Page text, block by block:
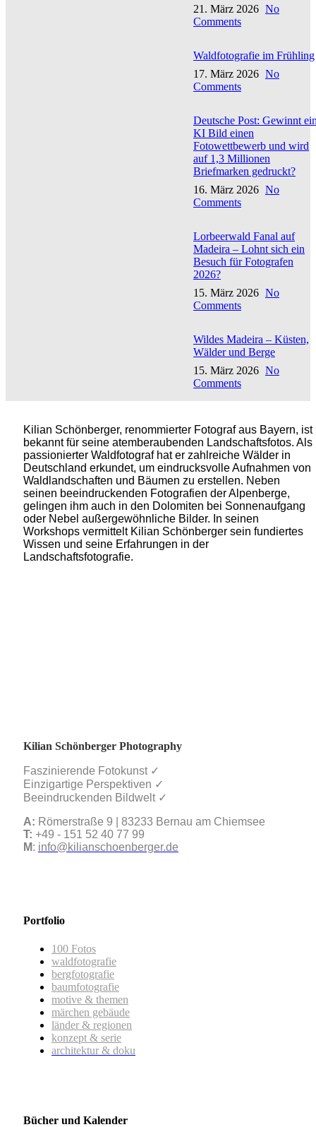
21. März 2026 No
Comments
Waldfotografie im Frühling
17. März 2026 No
Comments
Deutsche Post: Gewinnt
KI Bild einen
Fotowettbewerb und wird
auf 1,3 Millionen
Briefmarken gedruckt?
16. März 2026 No
Comments
Lorbeerwald Fanal auf
Madeira – Lohnt sich ein
Besuch für Fotografen
2026?
15. März 2026 No
Comments
Wildes Madeira – Küsten,
Wälder und Berge
15. März 2026 No
Comments
Kilian Schönberger, renommierter Fotograf aus Bayern, ist
bekannt für seine atemberaubenden Landschaftsfotos. Als
passionierter Waldfotograf hat er zahlreiche Wälder in
Deutschland erkundet, um eindrucksvolle Aufnahmen von
Waldlandschaften und Bäumen zu erstellen. Neben
seinen beeindruckenden Fotografien der Alpenberge,
gelingen ihm auch in den Dolomiten bei Sonnenaufgang
oder Nebel außergewöhnliche Bilder. In seinen
Workshops vermittelt Kilian Schönberger sein fundiertes
Wissen und seine Erfahrungen in der
Landschaftsfotografie.
Kilian Schönberger Photography
Faszinierende Fotokunst ✓
Einzigartige Perspektiven ✓
Beeindruckenden Bildwelt ✓
A: Römerstraße 9 | 83233 Bernau am Chiemsee
T: +49 - 151 52 40 77 99
M: info@kilianschoenberger.de
Portfolio
100 Fotos
waldfotografie
bergfotografie
baumfotografie
motive & themen
märchen gebäude
länder & regionen
konzept & serie
architektur & doku
Bücher und Kalender